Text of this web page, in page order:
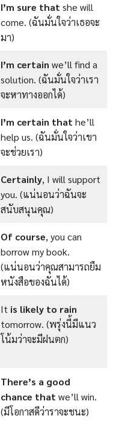
I’m sure that she will
come. (ฉันมั่นใจว่าเธอจะ
มา)
I’m certain we’ll find a
solution. (ฉันมั่นใจว่าเรา
จะหาทางออกได้)
I’m certain that he’ll
help us. (ฉันมั่นใจว่าเขา
จะช่วยเรา)
Certainly, I will support
you. (แน่นอนว่าฉันจะ
สนับสนุนคุณ)
Of course, you can
borrow my book.
(แน่นอนว่าคุณสามารถยืม
หนังสือของฉันได้)
It is likely to rain
tomorrow. (พรุ่งนี้มีแนว
โน้มว่าจะมีฝนตก)
There’s a good
chance that we’ll win.
(มีโอกาสดีว่าราจะชนะ)